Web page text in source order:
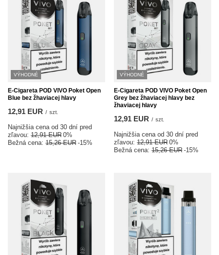
VÝHODNÉ
E-Cigareta POD VIVO Poket Open
Blue bez žhaviacej hlavy
12,91 EUR / szt.
Najnižšia cena od 30 dní pred
zľavou: 12,91 EUR 0%
Bežná cena: 15,26 EUR -15%
VÝHODNÉ
E-Cigareta POD VIVO Poket Open
Grey bez žhaviacej hlavy bez
žhaviacej hlavy
12,91 EUR / szt.
Najnižšia cena od 30 dní pred
zľavou: 12,91 EUR 0%
Bežná cena: 15,26 EUR -15%